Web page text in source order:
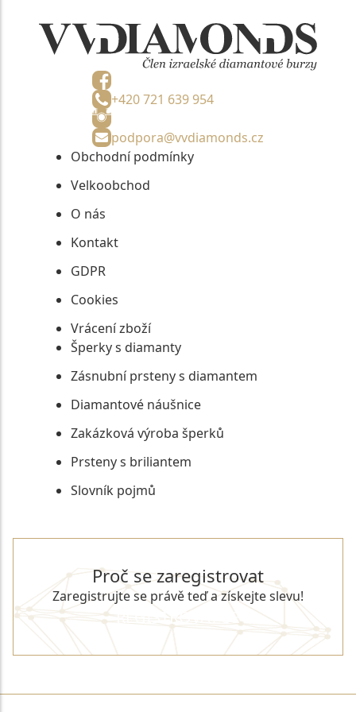
+420 721 639 954
podpora@vvdiamonds.cz
Obchodní podmínky
Velkoobchod
O nás
Kontakt
GDPR
Cookies
Vrácení zboží
Šperky s diamanty
Zásnubní prsteny s diamantem
Diamantové náušnice
Zakázková výroba šperků
Prsteny s briliantem
Slovník pojmů
Proč se zaregistrovat
Zaregistrujte se právě teď a získejte slevu!
REGISTROVAT SE